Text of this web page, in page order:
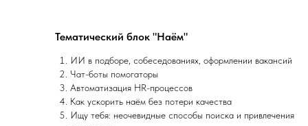
Тематический блок "Наём"
ИИ в подборе, собеседованиях, оформлении вакансий
Чат-боты помогаторы
Автоматизация HR-процессов
Как ускорить наём без потери качества
Ищу тебя: неочевидные способы поиска и привлечения